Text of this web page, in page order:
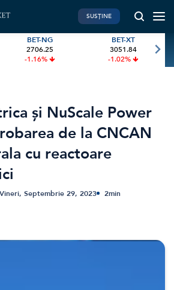
și NuScale Power au primit
pentru centrala cu reactoare
FINANTE PERSONALE
Pensie & taxe
Credite
Asigurari
SUSȚINE
BET-NG
2706.25
-1.16%
BET-XT
3051.84
-1.02%
și NuScale Power
de la CNCAN
cu reactoare
Vineri, Septembrie 29, 2023 2min